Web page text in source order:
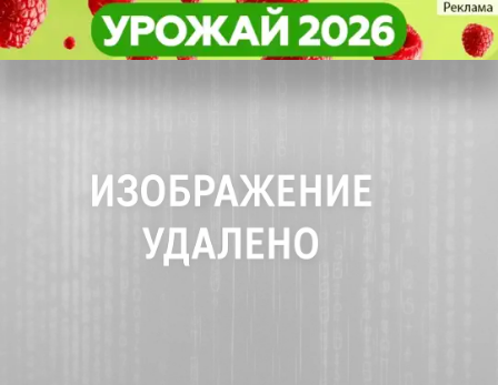
Молодых людей будут спасать
прививками
Общество Молодых людей будут спасать
прививками
Общество
Другие новости
Погода и курсы